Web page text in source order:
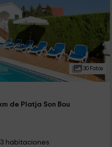
30 Fotos
de Platja Son Bou
3 habitaciones